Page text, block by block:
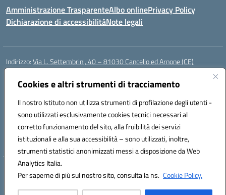
Cookies e altri strumenti di tracciamento
Il nostro Istituto non utilizza strumenti di profilazione degli utenti -
sono utilizzati esclusivamente cookies tecnici necessari al
corretto funzionamento del sito, alla fruibilità dei servizi
istituzionali e alla sua accessibilità – sono utilizzati, inoltre,
strumenti statistici anonimizzati messi a disposizione da Web
Analytics Italia.
Per saperne di più sul nostro sito, consulta la ns. Cookie Policy.
Amministrazione TrasparenteAlbo onlinePrivacy Policy
Dichiarazione di accessibilitàNote legali
Indirizzo:Via L. Settembrini, 40 – 81030 Cancello ed Arnone (CE)
Centralino:
Posta elettronica certificata (PEC):ceic818008@pec.istruzione.it
Codice fiscale: 80009710619
Codice meccanografico:CEIC818008
Codice Indice delle Pubbliche Amministrazioni (IPA): istsc_ceic818008
Codice unico di fatturazione (CUF): UF0QMA
Hosting & Powered by 3D Solution S.r.l.
Concept & Design by Designers Italia